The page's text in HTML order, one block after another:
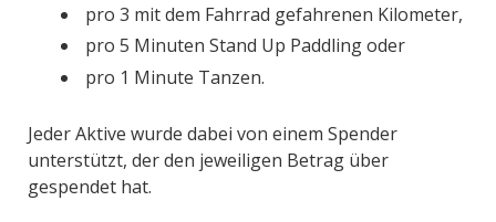
pro 3 mit dem Fahrrad gefahrenen Kilometer,
pro 5 Minuten Stand Up Paddling oder
pro 1 Minute Tanzen.
Jeder Aktive wurde dabei von einem Spender
unterstützt, der den jeweiligen Betrag über
gespendet hat.